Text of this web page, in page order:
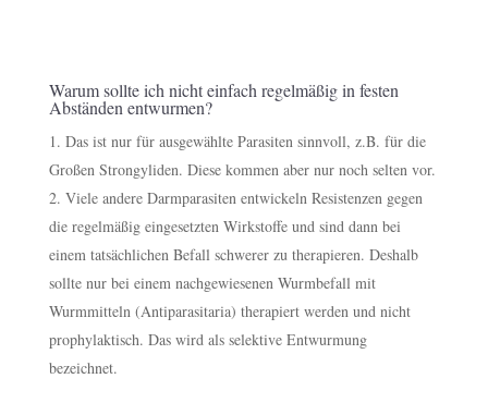
Warum sollte ich nicht einfach regelmäßig in festen
Abständen entwurmen?
Das ist nur für ausgewählte Parasiten sinnvoll, z.B. für die
Großen Strongyliden. Diese kommen aber nur noch selten vor.
Viele andere Darmparasiten entwickeln Resistenzen gegen
die regelmäßig eingesetzten Wirkstoffe und sind dann bei
einem tatsächlichen Befall schwerer zu therapieren. Deshalb
sollte nur bei einem nachgewiesenen Wurmbefall mit
Wurmmitteln (Antiparasitaria) therapiert werden und nicht
prophylaktisch. Das wird als selektive Entwurmung
bezeichnet.